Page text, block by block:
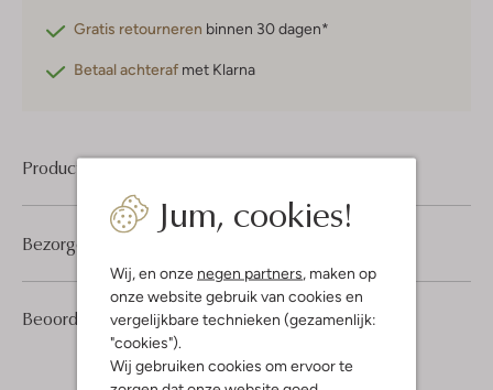
Jum, cookies!
Wij, en onze negen partners, maken op
onze website gebruik van cookies en
vergelijkbare technieken (gezamenlijk:
"cookies").
Wij gebruiken cookies om ervoor te
Gratis retourneren binnen 30 dagen*
Betaal achteraf met Klarna
Product informatie
Beoordelingen (2) 4/5
2
4
Bezorgen & retourneren